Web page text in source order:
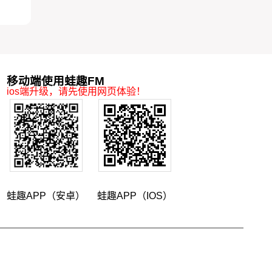
移动端使用蛙趣FM
ios端升级，请先使用网页体验！
蛙趣APP（安卓） 蛙趣APP（IOS）